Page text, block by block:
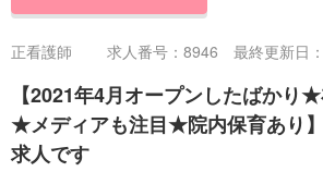
正看護師 求人番号：8946 最終更新日
【2021年4月オープンしたばかり
★メディアも注目★院内保育あり
求人です